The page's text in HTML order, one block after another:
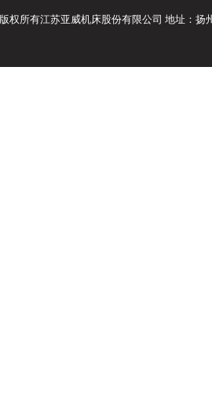
版权所有江苏亚威机床股份有限公司 地址：